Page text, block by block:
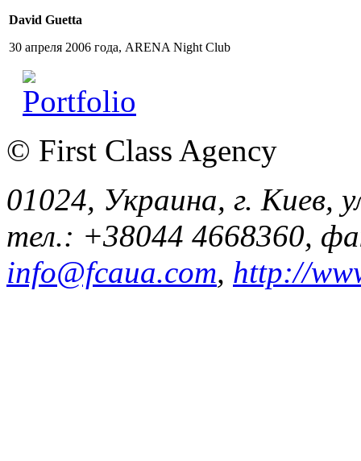
David Guetta
30 апреля 2006 года, ARENA Night Club
© First Class Agency
01024, Украина, г. Киев,
тел.: +38044 4668360,
info@fcaua.com, http://